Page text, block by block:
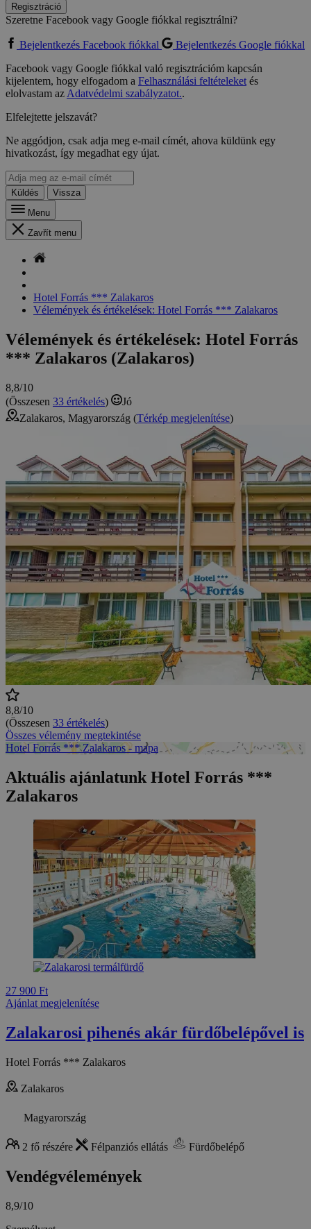
Regisztráció
Szeretne Facebook vagy Google fiókkal regisztrálni?
Bejelentkezés Facebook fiókkal
Bejelentkezés Google fiókkal
Facebook vagy Google fiókkal való regisztrációm kapcsán
kijelentem, hogy elfogadom a Felhasználási feltételeketés
elolvastam azAdatvédelmi szabályzatot..
Elfelejtette jelszavát?
Ne aggódjon, csak adja meg e-mail címét, ahova küldünk egy
hivatkozást, így megadhat egy újat.
Küldés
Vissza
Menu
Zavřít menu
Hotel Forrás *** Zalakaros
Vélemények és értékelések: Hotel Forrás *** Zalakaros
Vélemények és értékelések: Hotel Forrás
*** Zalakaros (Zalakaros)
8,8/10
(Összesen 33 értékelés)
Jó
Zalakaros, Magyarország (Térkép megjelenítése)
8,8/10
(Összesen 33 értékelés)
Összes vélemény megtekintése
Hotel Forrás *** Zalakaros - mapa
Aktuális ajánlatunk Hotel Forrás ***
Zalakaros
27 900 Ft
Ajánlat megjelenítése
Zalakarosi pihenés akár fürdőbelépővel is
Hotel Forrás *** Zalakaros
Zalakaros
Magyarország
2 fő részére Félpanziós ellátás Fürdőbelépő
Vendégvélemények
8,9/10